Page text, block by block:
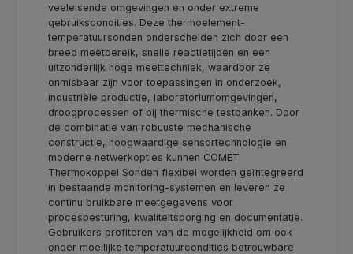
veeleisende omgevingen en onder extreme
gebruikscondities. Deze thermoelement-
temperatuursonden onderscheiden zich door een
breed meetbereik, snelle reactietijden en een
uitzonderlijk hoge meettechniek, waardoor ze
onmisbaar zijn voor toepassingen in onderzoek,
industriële productie, laboratoriumomgevingen,
droogprocessen of bij thermische testbanken. Door
de combinatie van robuuste mechanische
constructie, hoogwaardige sensortechnologie en
moderne netwerkopties kunnen COMET
Thermokoppel Sonden flexibel worden geïntegreerd
in bestaande monitoring-systemen en leveren ze
continu bruikbare meetgegevens voor
procesbesturing, kwaliteitsborging en documentatie.
Gebruikers profiteren van de mogelijkheid om ook
onder moeilijke temperatuurcondities betrouwbare